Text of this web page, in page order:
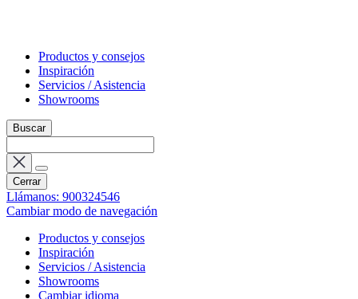
Productos y consejos
Inspiración
Servicios / Asistencia
Showrooms
Buscar
Cerrar
Llámanos: 900324546
Cambiar modo de navegación
Productos y consejos
Inspiración
Servicios / Asistencia
Showrooms
Cambiar idioma